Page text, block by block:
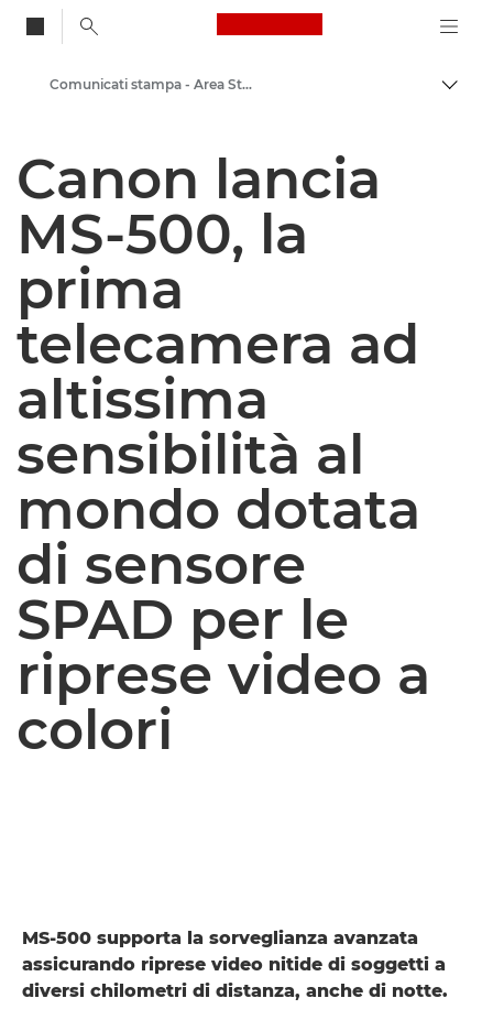
Canon Logo, back
Area stampa
Comunicati stampa - Area Stampa di Canon
Canon lancia
MS-500, la
prima
telecamera ad
altissima
sensibilità al
mondo dotata
di sensore
SPAD per le
riprese video a
colori
MS-500 supporta la sorveglianza avanzata
assicurando riprese video nitide di soggetti a
diversi chilometri di distanza, anche di notte.